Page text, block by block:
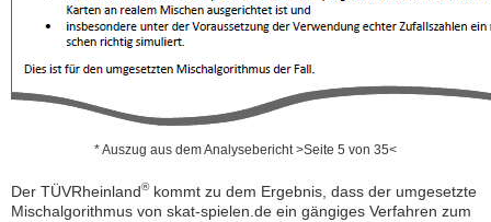
* Auszug aus dem Analysebericht >Seite 5 von 35<
Der TÜVRheinland®kommt zu dem Ergebnis, dass der umgesetzte
Mischalgorithmus von skat-spielen.de ein gängiges Verfahren zum